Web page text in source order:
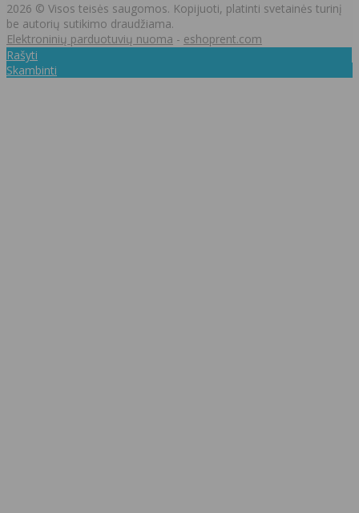
2026 © Visos teisės saugomos. Kopijuoti, platinti svetainės turinį
be autorių sutikimo draudžiama.
Elektroninių parduotuvių nuoma - eshoprent.com
Rašyti
Skambinti